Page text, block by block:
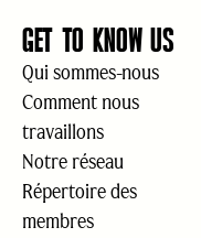
GET TO KNOW US
Qui sommes-nous
Comment nous
travaillons
Notre réseau
Répertoire des
membres